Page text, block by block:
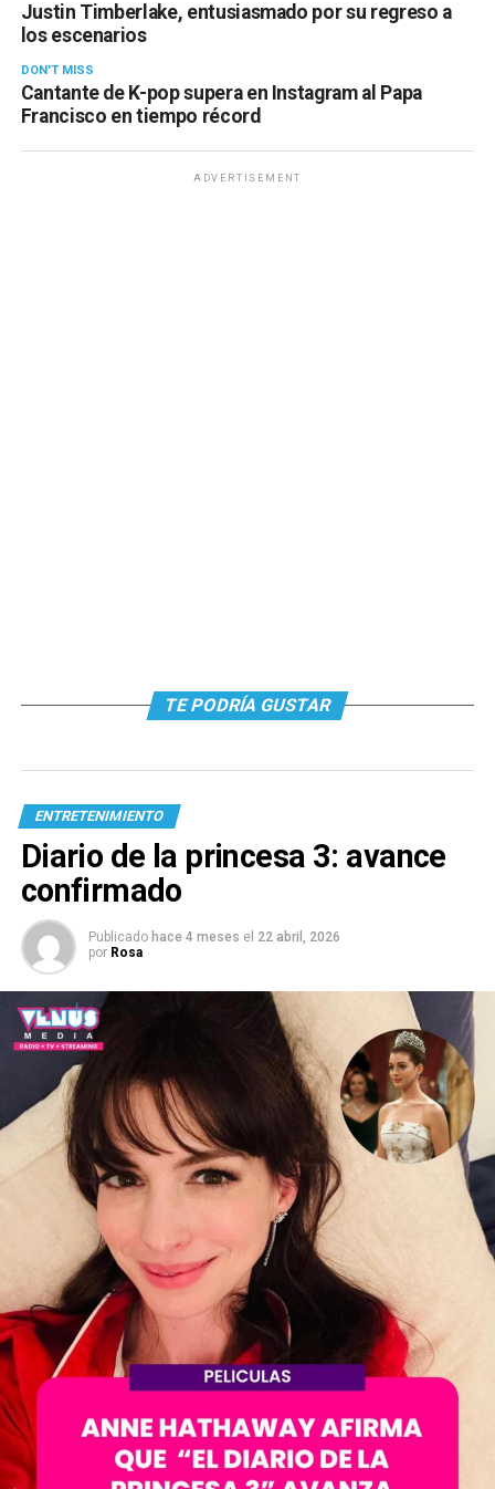
Justin Timberlake, entusiasmado por su regreso a
los escenarios
DON'T MISS
Cantante de K-pop supera en Instagram al Papa
Francisco en tiempo récord
ADVERTISEMENT
TE PODRÍA GUSTAR
ENTRETENIMIENTO
Diario de la princesa 3: avance
confirmado
Publicado hace 4 meses el 22 abril, 2026
por Rosa